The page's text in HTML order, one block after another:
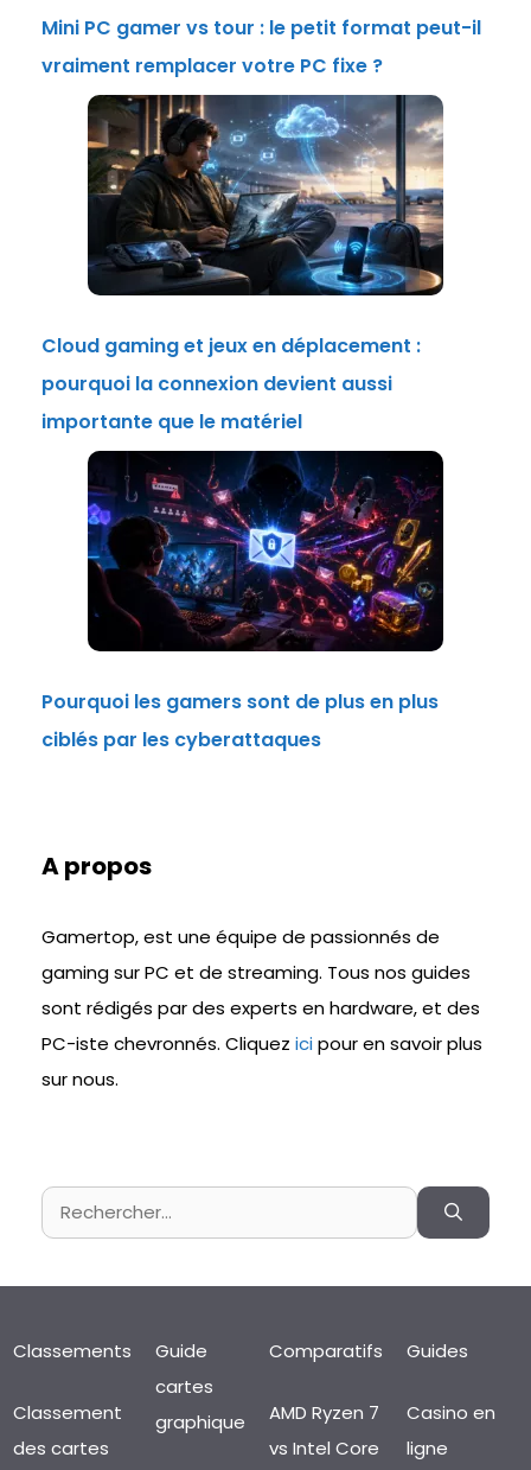
Mini PC gamer vs tour : le petit format peut-il
vraiment remplacer votre PC fixe ?
Cloud gaming et jeux en déplacement :
pourquoi la connexion devient aussi
importante que le matériel
Pourquoi les gamers sont de plus en plus
ciblés par les cyberattaques
A propos
Gamertop, est une équipe de passionnés de
gaming sur PC et de streaming. Tous nos guides
sont rédigés par des experts en hardware, et des
PC-iste chevronnés. Cliquez icipour en savoir plus
sur nous.
Rechercher :
Classements
Classement
des cartes
Guide
cartes
graphique
Comparatifs
AMD Ryzen 7
vs Intel Core
Guides
Casino en
ligne